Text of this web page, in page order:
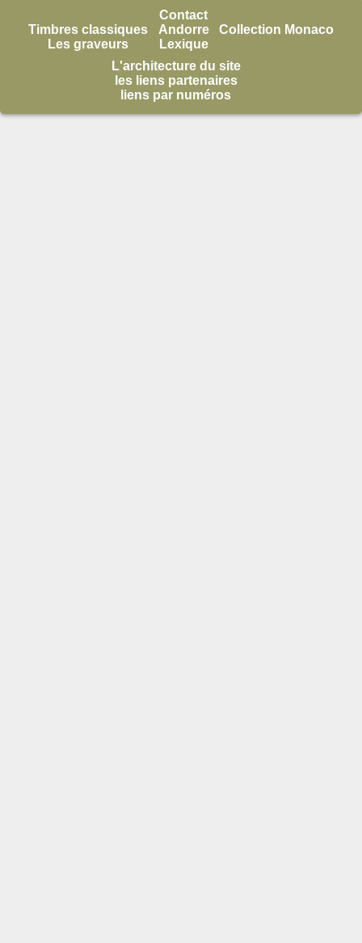
Timbres classiques
Les graveurs
Contact
Andorre
Lexique
Collection Monaco
L'architecture du site
les liens partenaires
liens par numéros